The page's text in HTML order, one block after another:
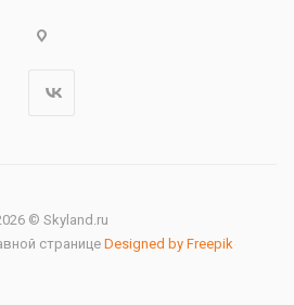
© Skyland.ru
странице Designed by Freepik